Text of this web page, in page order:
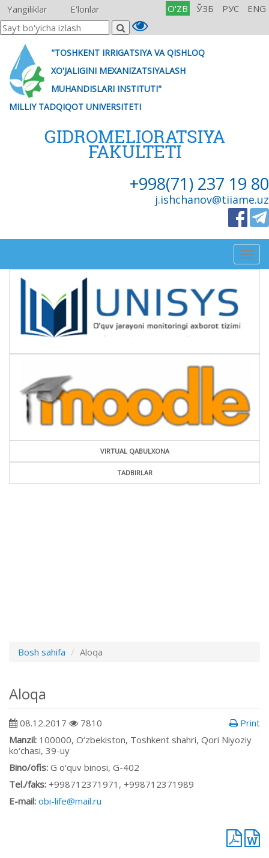
Yangiliklar E'lonlar O'ZB ЎЗБ РУС ENG
"TOSHKENT IRRIGATSIYA VA QISHLOQ
XO'JALIGINI MEXANIZATSIYALASH
MUHANDISLARI INSTITUTI"
MILLIY TADQIQOT UNIVERSITETI
GIDROMELIORATSIYA
FAKULTETI
+998(71) 237 19 80
j.ishchanov@tiiame.uz
VIRTUAL QABULXONA
TADBIRLAR
Bosh sahifa Aloqa
Aloqa
08.12.2017 7810
Print
Manzil: 100000, O‘zbekiston, Toshkent shahri, Qori Niyoziy
ko‘chasi, 39-uy
Bino/ofis: G o‘quv binosi, G-402
Tel./faks: +998712371971, +998712371989
E-mail: obi-life@mail.ru